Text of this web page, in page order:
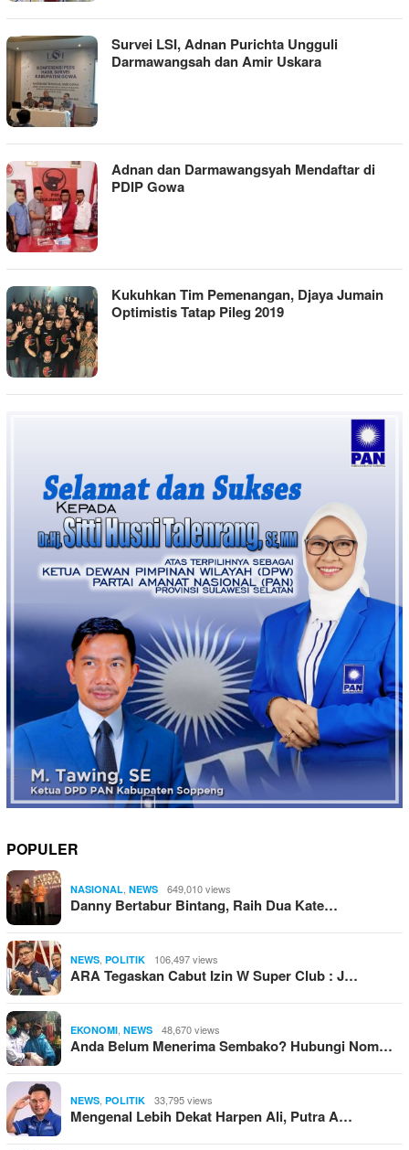
Survei LSI, Adnan Purichta Ungguli
Darmawangsah dan Amir Uskara
Adnan dan Darmawangsyah Mendaftar di
PDIP Gowa
Kukuhkan Tim Pemenangan, Djaya Jumain
Optimistis Tatap Pileg 2019
POPULER
NASIONAL NEWS 649,010 views
⁠⁠⁠Danny Bertabur Bintang, Raih Dua Kate…
NEWS POLITIK 106,497 views
ARA Tegaskan Cabut Izin W Super Club : J…
EKONOMI NEWS 48,670 views
Anda Belum Menerima Sembako? Hubungi Nom…
NEWS POLITIK 33,795 views
Mengenal Lebih Dekat Harpen Ali, Putra A…